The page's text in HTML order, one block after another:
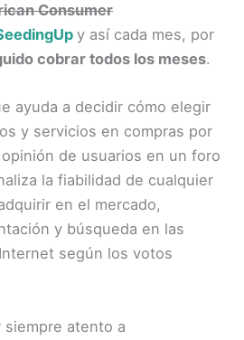
Consumer
y así cada mes, por
cobrar todos los meses.
ayuda a decidir cómo elegir
y servicios en compras por
de usuarios en un foro
la fiabilidad de cualquier
en el mercado,
y búsqueda en las
según los votos
atento a